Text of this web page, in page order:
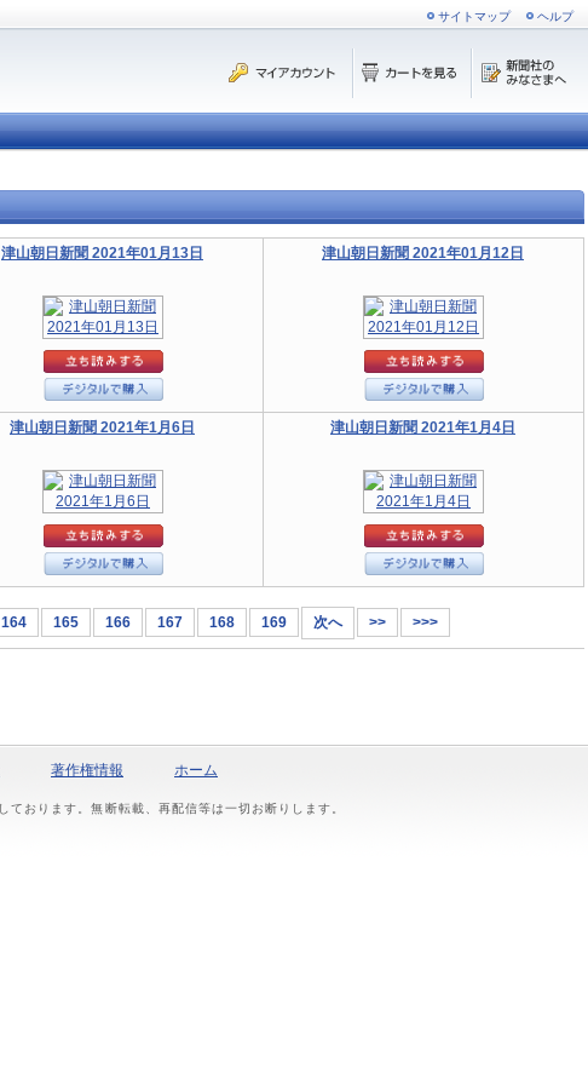
サイトマップ ヘルプ
津山朝日新聞 2021年01月13日 津山朝日新聞 2021年01月12日
津山朝日新聞 2021年1月6日 津山朝日新聞 2021年1月4日
164 165 166 167 168 169 次へ >> >>>
著作権情報 ホーム
おります。無断転載、再配信等は一切お断りします。